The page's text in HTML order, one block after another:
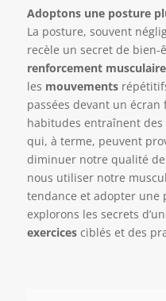
Adoptons une posture
La posture, souvent
recèle un secret de bien-
renforcement musculaire
les mouvements
passées devant un écran
habitudes entraînent des
qui, à terme, peuvent
diminuer notre qualité
nous utiliser notre
tendance et adopter une
explorons les secrets
exercicesciblés et des